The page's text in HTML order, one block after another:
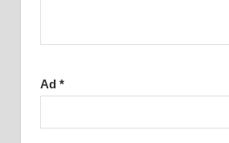
Ad *